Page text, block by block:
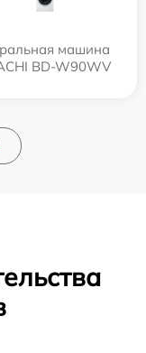
машина
BD-W90WV